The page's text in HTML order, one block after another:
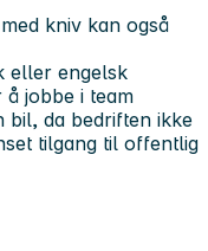
kniv kan også
eller engelsk
jobbe i team
bil, da bedriften ikke
tilgang til offentlig